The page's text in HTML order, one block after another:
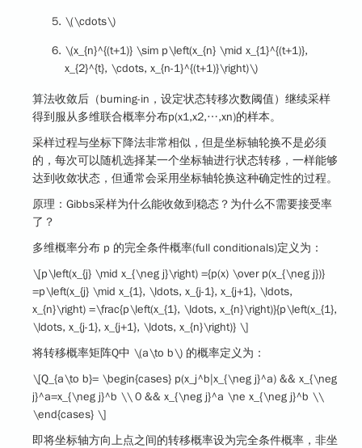
\(\cdots\)
\(x_{n}^{(t+1)} \sim p\left(x_{n} \mid x_{1}^{(t+1)},
x_{2}^{t}, \cdots, x_{n-1}^{(t+1)}\right)\)
算法收敛后（burning-in，设定状态转移次数阈值）继续采样
得到服从多维联合概率分布p(x1,x2,⋯,xn)的样本。
采样过程与坐标下降法非常相似，但是坐标轴轮换不是必须
的，每次可以随机选择某一个坐标轴进行状态转移，一样能够
达到收敛状态，但通常会采用坐标轴轮换这种确定性的过程。
原理： Gibbs采样为什么能收敛到稳态？为什么不需要接受率
了？
多维概率分布 p 的完全条件概率(full conditionals)定义为：
\[p\left(x_{j} \mid x_{\neg j}\right) ={p(x) \over p(x_{\neg j})}
=p\left(x_{j} \mid x_{1}, \ldots, x_{j-1}, x_{j+1}, \ldots,
x_{n}\right) =\frac{p\left(x_{1}, \ldots, x_{n}\right)}{p\left(x_{1},
\ldots, x_{j-1}, x_{j+1}, \ldots, x_{n}\right)} \]
将转移概率矩阵Q中 \(a\to b\) 的概率定义为：
\[Q_{a\to b}= \begin{cases} p(x_j^b|x_{\neg j}^a) && x_{\neg
j}^a=x_{\neg j}^b \\ 0 && x_{\neg j}^a \ne x_{\neg j}^b \\
\end{cases} \]
即将坐标轴方向上点之间的转移概率设为完全条件概率，非坐